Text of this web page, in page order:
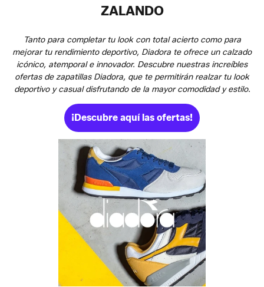
ZALANDO
Tanto para completar tu look con total acierto como para
mejorar tu rendimiento deportivo, Diadora te ofrece un calzado
icónico, atemporal e innovador. Descubre nuestras increíbles
ofertas de zapatillas Diadora, que te permitirán realzar tu look
deportivo y casual disfrutando de la mayor comodidad y estilo.
¡Descubre aquí las ofertas!